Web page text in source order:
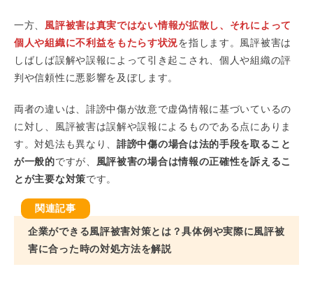
一方、 風評被害は真実ではない情報が拡散し、それによって
個人や組織に不利益をもたらす状況を指します。風評被害は
しばしば誤解や誤報によって引き起こされ、個人や組織の評
判や信頼性に悪影響を及ぼします。
両者の違いは、誹謗中傷が故意で虚偽情報に基づいているの
に対し、風評被害は誤解や誤報によるものである点にありま
す。対処法も異なり、 誹謗中傷の場合は法的手段を取ること
が一般的ですが、 風評被害の場合は情報の正確性を訴えるこ
とが主要な対策です。
企業ができる風評被害対策とは？具体例や実際に風評被
害に合った時の対処方法を解説